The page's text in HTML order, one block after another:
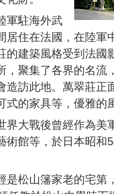
軍駐海外武
居住在法國，在陸軍
的建築風格受到法國
，聚集了各界的名流
造訪此地。萬翠莊正
式的家具等，優雅的
界大戰後曾經作為美
術館等，於日本昭和
是松山籓家老的宅第